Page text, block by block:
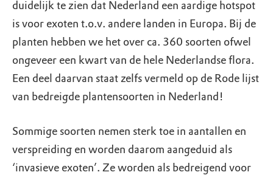
duidelijk te zien dat Nederland een aardige hotspot
is voor exoten t.o.v. andere landen in Europa. Bij de
planten hebben we het over ca. 360 soorten ofwel
ongeveer een kwart van de hele Nederlandse flora.
Een deel daarvan staat zelfs vermeld op de Rode lijst
van bedreigde plantensoorten in Nederland!
Sommige soorten nemen sterk toe in aantallen en
verspreiding en worden daarom aangeduid als
‘invasieve exoten’. Ze worden als bedreigend voor